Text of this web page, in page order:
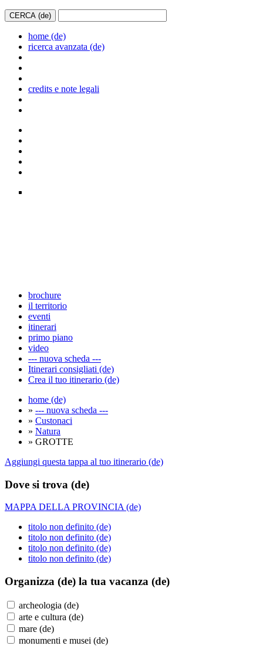
home (de)
ricerca avanzata (de)
credits e note legali
brochure
il territorio
eventi
itinerari
primo piano
video
--- nuova scheda ---
Itinerari consigliati (de)
Crea il tuo itinerario (de)
home (de)
» --- nuova scheda ---
» Custonaci
» Natura
» GROTTE
Aggiungi questa tappa al tuo itinerario (de)
Dove si trova (de)
MAPPA DELLA PROVINCIA (de)
titolo non definito (de)
titolo non definito (de)
titolo non definito (de)
titolo non definito (de)
Organizza (de) la tua vacanza (de)
archeologia (de)
arte e cultura (de)
mare (de)
monumenti e musei (de)